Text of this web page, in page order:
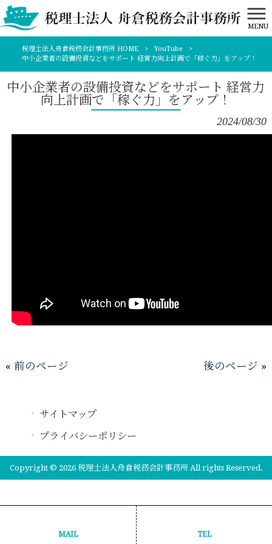
MENU
税理士法人舟倉税務会計事務所 HOME > YouTube
>
中小企業者の設備投資などをサポート 経営力向上計画で「稼ぐ力」をアップ！
中小企業者の設備投資などをサポート 経営力
向上計画で「稼ぐ力」をアップ！
2024/08/30
« 前のページ 後のページ »
サイトマップ
プライバシーポリシー
Copyright © 2026 税理士法人舟倉税務会計事務所 All rights Reserved.
MAIL TEL